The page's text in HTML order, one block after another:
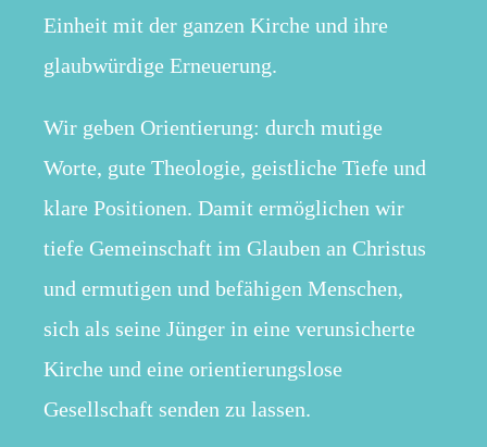
Einheit mit der ganzen Kirche und ihre
glaubwürdige Erneuerung.
Wir geben Orientierung: durch mutige
Worte, gute Theologie, geistliche Tiefe und
klare Positionen. Damit ermöglichen wir
tiefe Gemeinschaft im Glauben an Christus
und ermutigen und befähigen Menschen,
sich als seine Jünger in eine verunsicherte
Kirche und eine orientierungslose
Gesellschaft senden zu lassen.